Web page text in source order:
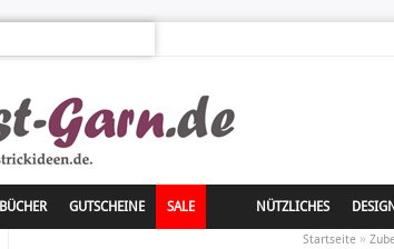
BÜCHER GUTSCHEINE SALE NÜTZLICHES
Startseite»